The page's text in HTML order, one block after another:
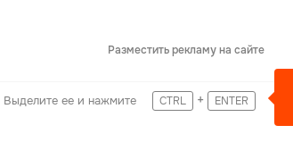
Разместить рекламу на сайте
Выделите ее и нажмите CTRL + ENTER